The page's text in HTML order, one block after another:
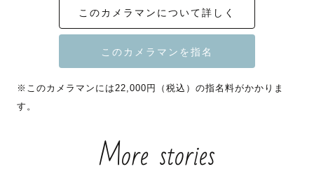
＊関東(神奈川、東京)以外の地域でご指名を頂く際は交通
費を別途でご負担頂く場合がございます。
＊また、現在は撮影枠数が限られているためインスタグラ
ムのDMにてご相談頂いた方のみご指名を頂いております。
＊夜の撮影は対応しておりません。
このカメラマンについて詳しく
※このカメラマンには22,000円（税込）の指名料がかかりま
す。
More stories